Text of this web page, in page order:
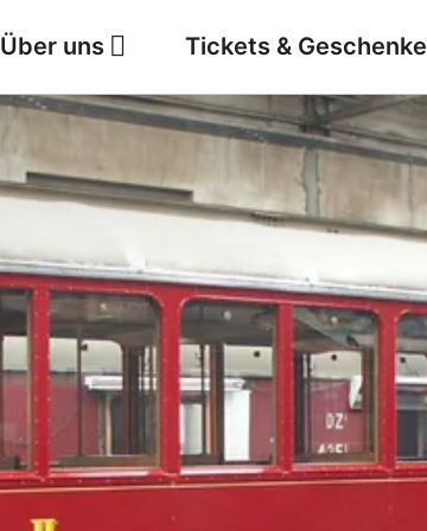
Über uns Tickets & Geschenke
Jobs Wetter